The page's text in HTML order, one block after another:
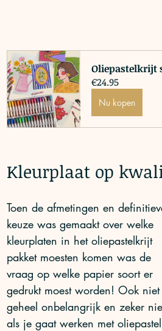
Oliepastelkrijt
€24.95
Nu kopen
Kleurplaat op
Toen de afmetingen en
keuze was gemaakt over welke
kleurplaten in het oliepastelkrijt
pakket moesten komen was de
vraag op welke papier soort er
gedrukt moest worden! Ook niet
geheel onbelangrijk en zeker
als je gaat werken met